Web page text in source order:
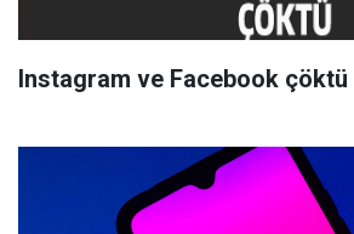
Instagram ve Facebook çöktü